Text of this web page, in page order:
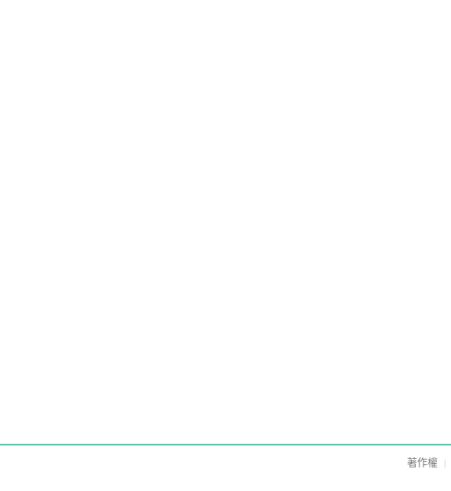
著作權